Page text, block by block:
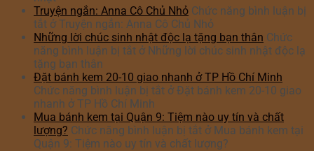
Truyện ngắn: Anna Cô Chủ Nhỏ Chức năng bình luận bị
tắt ở Truyện ngắn: Anna Cô Chủ Nhỏ
Những lời chúc sinh nhật độc lạ tặng bạn thân Chức
năng bình luận bị tắt ở Những lời chúc sinh nhật độc lạ
tặng bạn thân
Đặt bánh kem 20-10 giao nhanh ở TP Hồ Chí Minh
Chức năng bình luận bị tắt ở Đặt bánh kem 20-10 giao
nhanh ở TP Hồ Chí Minh
Mua bánh kem tại Quận 9: Tiệm nào uy tín và chất
lượng? Chức năng bình luận bị tắt ở Mua bánh kem tại
Quận 9: Tiệm nào uy tín và chất lượng?